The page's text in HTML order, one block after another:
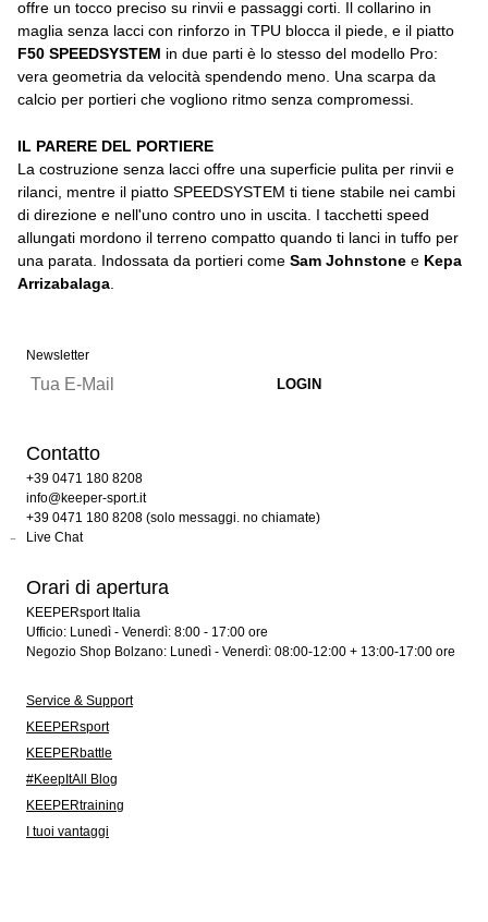
offre un tocco preciso su rinvii e passaggi corti. Il collarino in
maglia senza lacci con rinforzo in TPU blocca il piede, e il piatto
F50 SPEEDSYSTEM in due parti è lo stesso del modello Pro:
vera geometria da velocità spendendo meno. Una scarpa da
calcio per portieri che vogliono ritmo senza compromessi.
IL PARERE DEL PORTIERE
La costruzione senza lacci offre una superficie pulita per rinvii e
rilanci, mentre il piatto SPEEDSYSTEM ti tiene stabile nei cambi
di direzione e nell'uno contro uno in uscita. I tacchetti speed
allungati mordono il terreno compatto quando ti lanci in tuffo per
una parata. Indossata da portieri come Sam Johnstone e Kepa
Arrizabalaga
Newsletter
Contatto
+39 0471 180 8208
info@keeper-sport.it
+39 0471 180 8208 (solo messaggi. no chiamate)
Live Chat
Orari di apertura
KEEPERsport Italia
Ufficio: Lunedì - Venerdì: 8:00 - 17:00 ore
Negozio Shop Bolzano: Lunedì - Venerdì: 08:00-12:00 + 13:00-17:00 ore
Service & Support
KEEPERsport
KEEPERbattle
#KeepItAll Blog
KEEPERtraining
I tuoi vantaggi